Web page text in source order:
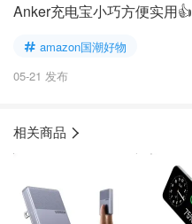
Anker充电宝小巧方便实用👍
amazon国潮好物
05-21 发布
相关商品